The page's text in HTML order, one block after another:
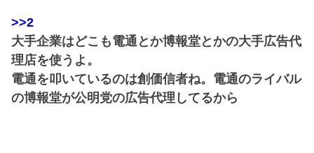
>>2
大手企業はどこも電通とか博報堂とかの大手広告代
理店を使うよ。
電通を叩いているのは創価信者ね。電通のライバル
の博報堂が公明党の広告代理してるから